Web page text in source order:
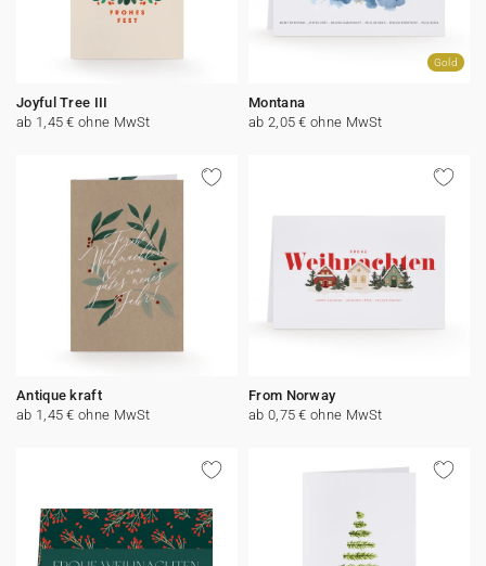
Joyful Tree III
ab 1,45 € ohne MwSt
Gold
Montana
ab 2,05 € ohne MwSt
Antique kraft
ab 1,45 € ohne MwSt
From Norway
ab 0,75 € ohne MwSt